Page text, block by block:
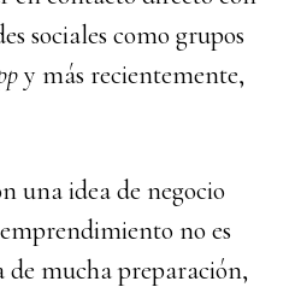
sociales como grupos
y más recientemente,
una idea de negocio
no es
mucha preparación,